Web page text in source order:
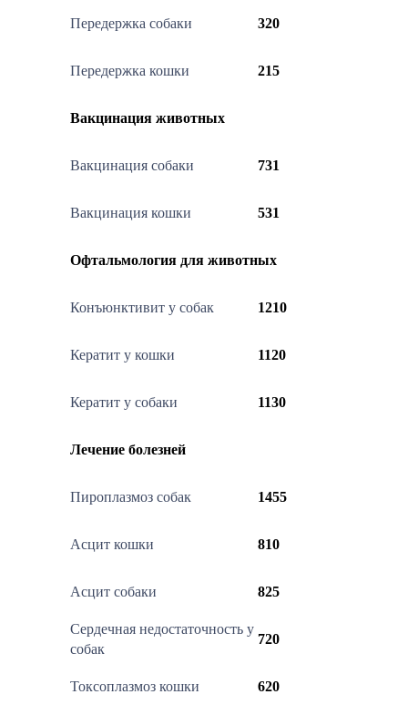
Передержка собаки 320
Передержка кошки 215
Вакцинация животных
Вакцинация собаки 731
Вакцинация кошки 531
Офтальмология для животных
Конъюнктивит у собак 1210
Кератит у кошки 1120
Кератит у собаки 1130
Лечение болезней
Пироплазмоз собак 1455
Асцит кошки 810
Асцит собаки 825
Сердечная недостаточность у
собак
720
Токсоплазмоз кошки 620